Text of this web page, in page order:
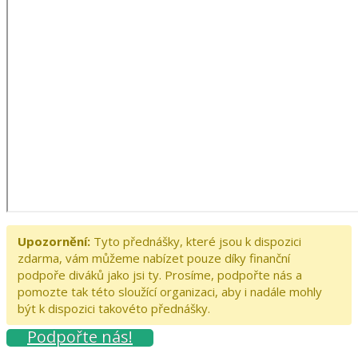
Upozornění: Tyto přednášky, které jsou k dispozici
zdarma, vám můžeme nabízet pouze díky finanční
podpoře diváků jako jsi ty. Prosíme, podpořte nás a
pomozte tak této sloužící organizaci, aby i nadále mohly
být k dispozici takovéto přednášky.
Podpořte nás!